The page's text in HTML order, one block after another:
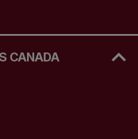
CANADA